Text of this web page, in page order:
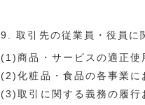
9. 取引先の従業員・役員に
(1)商品・サービスの適正使
(2)化粧品・食品の各事業に
(3)取引に関する義務の履行